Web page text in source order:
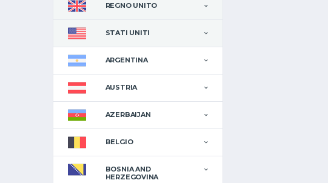
REGNO UNITO
STATI UNITI
ARGENTINA
AUSTRIA
AZERBAIJAN
BELGIO
BOSNIA AND
HERZEGOVINA